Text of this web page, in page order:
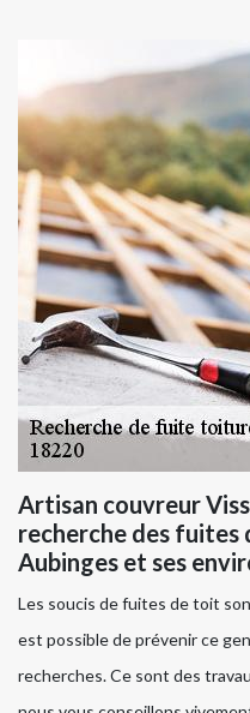
Artisan couvreur
recherche des fuites
Aubinges et ses
Les soucis de fuites de toit
est possible de prévenir ce
recherches. Ce sont des